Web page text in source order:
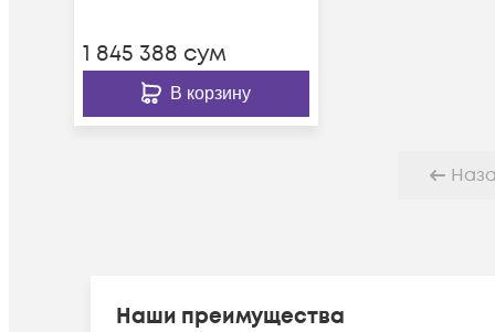
1 845 388 сум
В корзину
Наши преимущества